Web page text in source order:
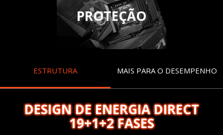
PROTEÇÃO
ESTRUTURA MAIS PARA O DESEMPENHO
DESIGN DE ENERGIA DIRECT
19+1+2 FASES